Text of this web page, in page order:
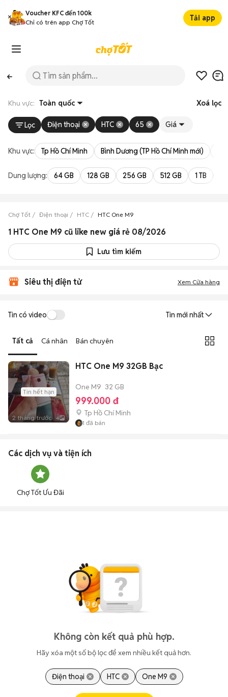
Voucher KFC đến 100k
Chỉ có trên app Chợ Tốt
Tải app
Khu vực: Toàn quốc Xoá lọc
Lọc Điện thoại HTC 65 Giá
Khu vực: Tp Hồ Chí Minh Bình Dương (TP Hồ Chí Minh mới)
Dung lượng: 64 GB 128 GB 256 GB 512 GB 1 TB
Chợ Tốt Điện thoại HTC HTC One M9
1 HTC One M9 cũ like new giá rẻ 08/2026
Lưu tìm kiếm
Siêu thị điện tử Xem Cửa hàng
Tin có video Tin mới nhất
Tất cả Cá nhân Bán chuyên
Tin hết hạn
2 tháng trước 4
HTC One M9 32GB Bạc
One M9 32 GB
999.000 đ
Tp Hồ Chí Minh
1 đã bán
Các dịch vụ và tiện ích
Chợ Tốt Ưu Đãi
Không còn kết quả phù hợp.
Hãy xóa một số bộ lọc để xem nhiều kết quả hơn.
Điện thoại HTC One M9